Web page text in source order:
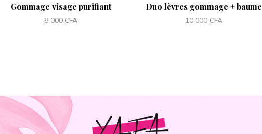
Gommage visage purifiant
8 000 CFA
Duo lèvres gommage + baume
10 000 CFA